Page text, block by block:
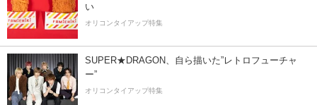
い
オリコンタイアップ特集
SUPER★DRAGON、自ら描いた”レトロフューチャ
ー”
オリコンタイアップ特集